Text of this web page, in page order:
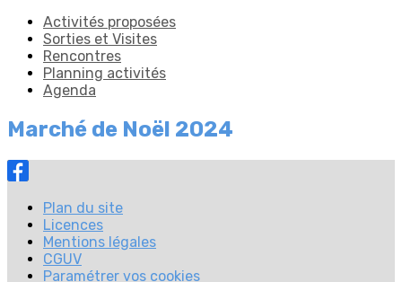
Activités proposées
Sorties et Visites
Rencontres
Planning activités
Agenda
Marché de Noël 2024
Plan du site
Licences
Mentions légales
CGUV
Paramétrer vos cookies